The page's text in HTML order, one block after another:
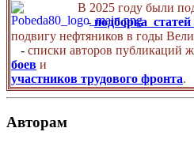
В 2025 году были
- подборка
подвигу нефтяников в годы
- списки авторов публикаций
боев и
участников трудового фронта.
Авторам